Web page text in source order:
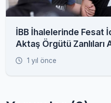
İBB İhalelerinde Fesat
Aktaş Örgütü Zanlıları
1 yıl önce